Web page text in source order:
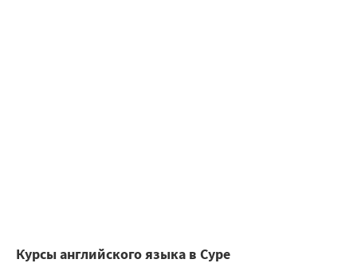
Курсы английского языка в Суре